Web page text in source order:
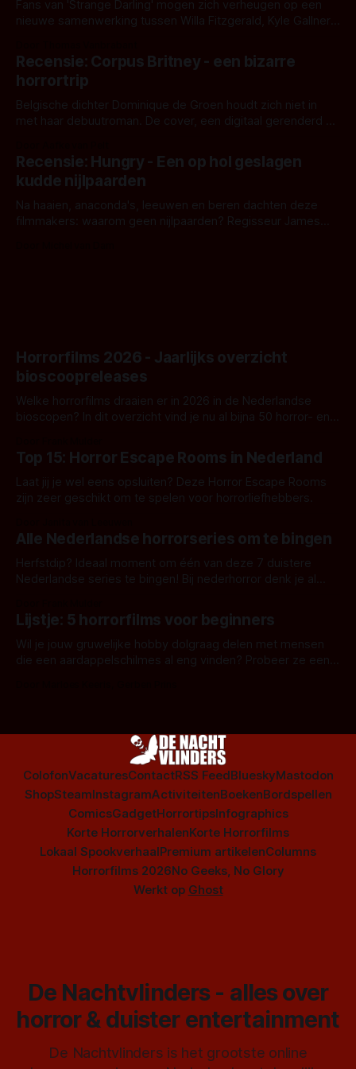
Fans van 'Strange Darling' mogen zich verheugen op een
nieuwe samenwerking tussen Willa Fitzgerald, Kyle Gallner
'Skeletons', een nieuwe creature feature waarvoor de
opnames zijn gestart in Australië.
Recensie: Corpus Britney - een bizarre
horrortrip
Belgische dichter Dominique de Groen houdt zich niet in
met haar debuutroman. De cover, een digitaal gerenderd en
achtergrond, belooft iets kleurrijks maar onheilspellends,
iets ongrijpbaars. En dat maakt De Groen met ieder woord
waar.
Recensie: Hungry - Een op hol geslagen
kudde nijlpaarden
Na haaien, anaconda's, leeuwen en beren dachten deze
filmmakers: waarom geen nijlpaarden? Regisseur James
Horrorfilms 2026 - Jaarlijks overzicht
bioscoopreleases
Welke horrorfilms draaien er in 2026 in de Nederlandse
bioscopen? In dit overzicht vind je nu al bijna 50 horror- en
Top 15: Horror Escape Rooms in Nederland
Laat jij je wel eens opsluiten? Deze Horror Escape Rooms
zijn zeer geschikt om te spelen voor horrorliefhebbers.
Alle Nederlandse horrorseries om te bingen
Herfstdip? Ideaal moment om één van deze 7 duistere
Nederlandse series te bingen! Bij nederhorror denk je al
Amsterdamned of The Johnsons. Maar Nederlandse horror
is niet beperkt tot films. Hier een aantal Nederlandse tv-
series uit het duistere of horrorgenre. Als
Lijstje: 5 horrorfilms voor beginners
Wil je jouw gruwelijke hobby dolgraag delen met mensen
die een aardappelschilmes al eng vinden? Probeer ze eens
ColofonVacaturesContactRSS FeedBlueskyMastodon
ShopSteamInstagramActiviteitenBoekenBordspellen
ComicsGadgetHorrortipsInfographics
Korte HorrorverhalenKorte Horrorfilms
Lokaal SpookverhaalPremium artikelenColumns
Horrorfilms 2026No Geeks, No Glory
Werkt op Ghost
De Nachtvlinders - alles over
horror & duister entertainment
De Nachtvlinders is het grootste online